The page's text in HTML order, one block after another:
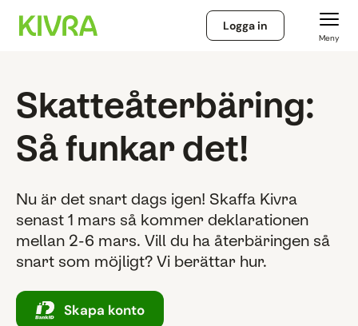
Logga in
Meny
Skatteåterbäring:
Så funkar det!
Nu är det snart dags igen! Skaffa Kivra
senast 1 mars så kommer deklarationen
mellan 2-6 mars. Vill du ha återbäringen så
snart som möjligt? Vi berättar hur.
Skapa konto